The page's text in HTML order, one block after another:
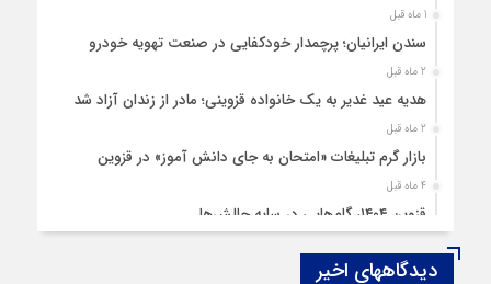
1 ماه قبل
سندن ایرانیان؛ پرچمدار خودکفایی در صنعت تهویه خودرو
2 ماه قبل
هدیه عید غدیر به یک خانواده قزوینی؛ مادر از زندان آزاد شد
2 ماه قبل
بازار گرم تبلیغات «امتحان به جای دانش‌ آموز» در قزوین
4 ماه قبل
قزوین ۱۴۰۴، گام‌هایی در سایه چالش‌ها
چهارشنبه‌ سوری بی‌غوغا
دیدگاههای اخیر